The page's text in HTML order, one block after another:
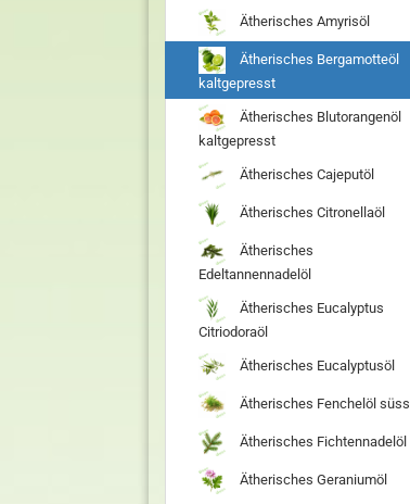
Ätherisches Amyrisöl
Ätherisches Bergamotteöl
kaltgepresst
Ätherisches Blutorangenöl
kaltgepresst
Ätherisches Cajeputöl
Ätherisches Citronellaöl
Ätherisches
Edeltannennadelöl
Ätherisches Eucalyptus
Citriodoraöl
Ätherisches Eucalyptusöl
Ätherisches Fenchelöl süss
Ätherisches Fichtennadelöl
Ätherisches Geraniumöl